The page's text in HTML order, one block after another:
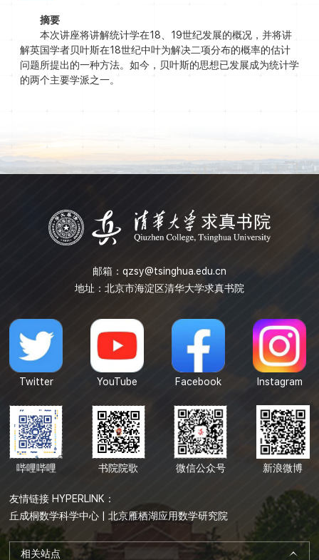
摘要
本次讲座将讲解统计学在18、19世纪发展的概况，并将讲
解英国学者贝叶斯在18世纪中叶为解决二项分布的概率的估计
问题所提出的一种方法。如今，贝叶斯的思想已发展成为统计学
的两个主要学派之一。
邮箱： qzsy@tsinghua.edu.cn
地址：北京市海淀区清华大学求真书院
Twitter YouTube Facebook Instagram
哔哩哔哩 书院院歌 微信公众号 新浪微博
友情链接 HYPERLINK：
丘成桐数学科学中心 |北京雁栖湖应用数学研究院
相关站点